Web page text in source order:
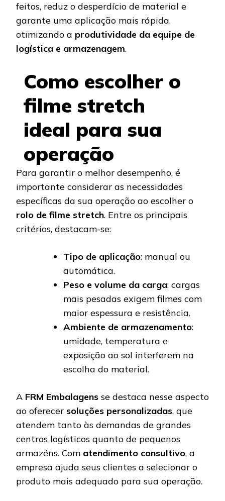
feitos, reduz o desperdício de material e
garante uma aplicação mais rápida,
otimizando a produtividade da equipe de
logística e armazenagem.
Como escolher o
filme stretch
ideal para sua
operação
Para garantir o melhor desempenho, é
importante considerar as necessidades
específicas da sua operação ao escolher o
rolo de filme stretch. Entre os principais
critérios, destacam-se:
Tipo de aplicação: manual ou
automática.
Peso e volume da carga: cargas
mais pesadas exigem filmes com
maior espessura e resistência.
Ambiente de armazenamento:
umidade, temperatura e
exposição ao sol interferem na
escolha do material.
A FRM Embalagens se destaca nesse aspecto
ao oferecer soluções personalizadas, que
atendem tanto às demandas de grandes
centros logísticos quanto de pequenos
armazéns. Com atendimento consultivo, a
empresa ajuda seus clientes a selecionar o
produto mais adequado para sua operação.